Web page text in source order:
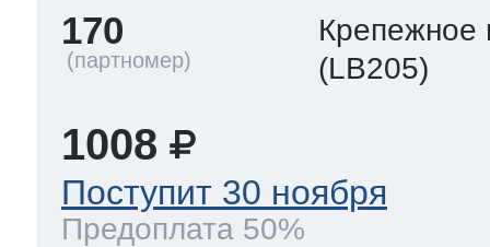
170
Крепежное
(LB205)
1008
Поступит 30 ноября
Предоплата 50%